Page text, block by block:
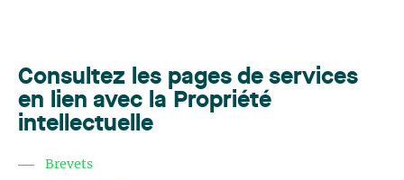
Consultez les pages de services
en lien avec la Propriété
intellectuelle
Brevets